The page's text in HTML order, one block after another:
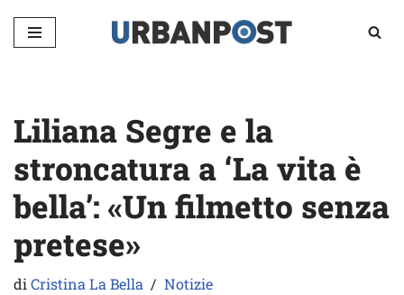
Vai
Liliana Segre e la
stroncatura a ‘La vita è
bella’: «Un filmetto senza
pretese»
diCristina La Bella Notizie